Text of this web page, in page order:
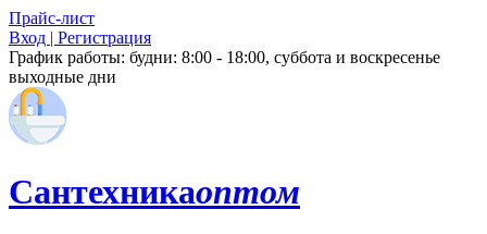
Прайс-лист
Вход | Регистрация
График работы: будни: 8:00 - 18:00, суббота и воскресенье
выходные дни
Сантехникаоптом